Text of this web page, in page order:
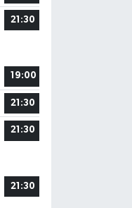
21:30
19:00
21:30
21:30
21:30